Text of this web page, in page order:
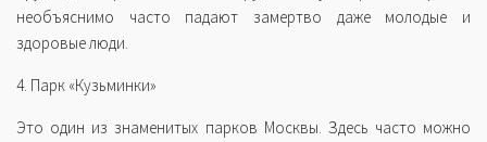
необъяснимо часто падают замертво даже молодые и
здоровые люди.
4. Парк «Кузьминки»
Это один из знаменитых парков Москвы. Здесь часто можно